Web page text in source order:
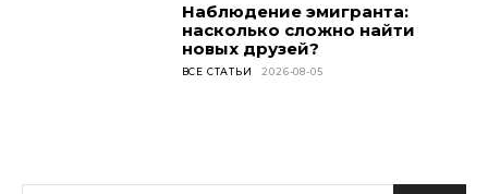
Наблюдение эмигранта:
насколько сложно найти
новых друзей?
ВСЕ СТАТЬИ 2026-08-05